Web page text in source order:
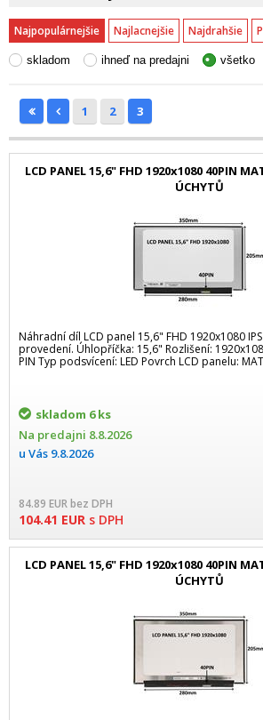
Najpopulárnejšie Najlacnejšie Najdrahšie
skladom ihneď na predajni všetko
1 2 3
LCD PANEL 15,6" FHD 1920x1080 40PIN
ÚCHYTŮ
Náhradní díl LCD panel 15,6" FHD 1920x1080
provedení. Úhlopříčka: 15,6" Rozlišení:
PIN Typ podsvícení: LED Povrch LCD panelu:
skladom 6 ks
Na predajni 8.8.2026
u Vás 9.8.2026
84.89 EURbez DPH
104.41 EUR s DPH
LCD PANEL 15,6" FHD 1920x1080 40PIN
ÚCHYTŮ